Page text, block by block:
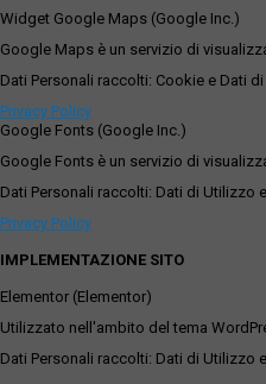
Widget Google Maps (Google Inc.)
Google Maps è un servizio di
Dati Personali raccolti: Cookie e Dati
Privacy Policy
Google Fonts (Google Inc.)
Google Fonts è un servizio di
Dati Personali raccolti: Dati di
Privacy Policy
IMPLEMENTAZIONE SITO
Elementor (Elementor)
Utilizzato nell'ambito del tema
Dati Personali raccolti: Dati di